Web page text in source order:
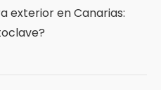
exterior en Canarias: